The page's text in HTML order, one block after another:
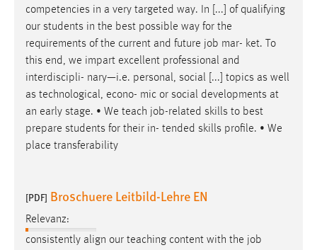
competencies in a very targeted way. In [...] of qualifying
our students in the best possible way for the
requirements of the current and future job mar- ket. To
this end, we impart excellent professional and
interdiscipli- nary—i.e. personal, social [...] topics as well
as technological, econo- mic or social developments at
an early stage. • We teach job-related skills to best
prepare students for their in- tended skills profile. • We
place transferability
[PDF] Broschuere Leitbild-Lehre EN
Relevanz:
consistently align our teaching content with the job
Zweck:
Das Cookie speichert die gewählte Sprache der Website.
Cookie Laufzeit:
30 Tage
Chat
Name:
MibewSessionID, MIBEW_UserID, mibew_locale, mibew-
Zweck:
Cookie Laufzeit: